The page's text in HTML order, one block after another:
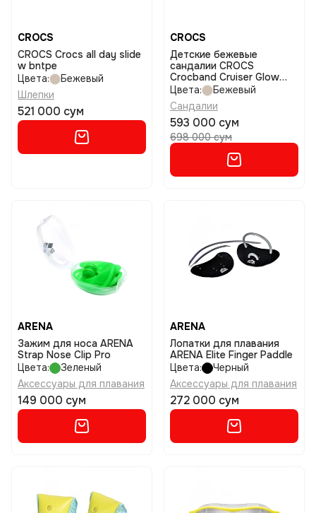
CROCS
CROCS Crocs all day slide
w bntpe
Цвета:
Бежевый
Шлепки
521 000 сум
CROCS
Детские бежевые
сандалии CROCS
Crocband Cruiser Glow
Confetti Band размер 30-
31
Цвета:
Бежевый
Сандалии
593 000 сум
698 000 сум
ARENA
Зажим для носа ARENA
Strap Nose Clip Pro
Цвета:
Зеленый
Аксессуары для плавания
149 000 сум
ARENA
Лопатки для плавания
ARENA Elite Finger Paddle
Цвета:
Черный
Аксессуары для плавания
272 000 сум